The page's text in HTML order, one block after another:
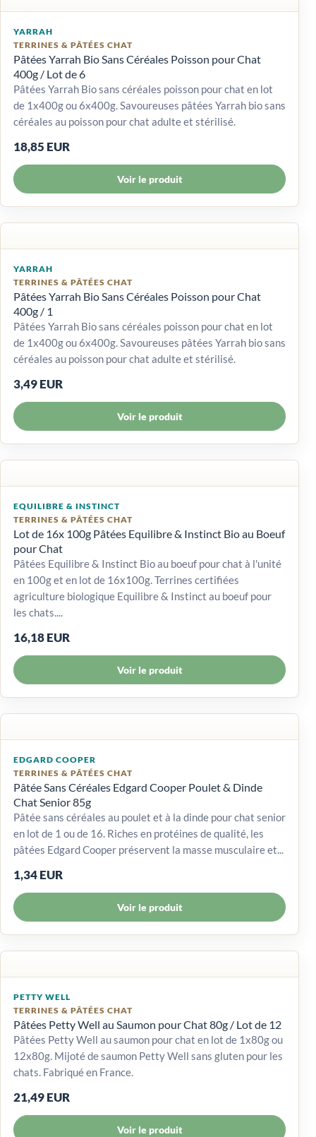
YARRAH
TERRINES & PÂTÉES CHAT
Pâtées Yarrah Bio Sans Céréales Poisson pour Chat
400g / Lot de 6
Pâtées Yarrah Bio sans céréales poisson pour chat en lot
de 1x400g ou 6x400g. Savoureuses pâtées Yarrah bio sans
céréales au poisson pour chat adulte et stérilisé.
18,85 EUR
Voir le produit
YARRAH
TERRINES & PÂTÉES CHAT
Pâtées Yarrah Bio Sans Céréales Poisson pour Chat
400g / 1
Pâtées Yarrah Bio sans céréales poisson pour chat en lot
de 1x400g ou 6x400g. Savoureuses pâtées Yarrah bio sans
céréales au poisson pour chat adulte et stérilisé.
3,49 EUR
Voir le produit
EQUILIBRE & INSTINCT
TERRINES & PÂTÉES CHAT
Lot de 16x 100g Pâtées Equilibre & Instinct Bio au Boeuf
pour Chat
Pâtées Equilibre & Instinct Bio au boeuf pour chat à l'unité
en 100g et en lot de 16x100g. Terrines certifiées
agriculture biologique Equilibre & Instinct au boeuf pour
les chats....
16,18 EUR
Voir le produit
EDGARD COOPER
TERRINES & PÂTÉES CHAT
Pâtée Sans Céréales Edgard Cooper Poulet & Dinde
Chat Senior 85g
Pâtée sans céréales au poulet et à la dinde pour chat senior
en lot de 1 ou de 16. Riches en protéines de qualité, les
pâtées Edgard Cooper préservent la masse musculaire et...
1,34 EUR
Voir le produit
PETTY WELL
TERRINES & PÂTÉES CHAT
Pâtées Petty Well au Saumon pour Chat 80g / Lot de 12
Pâtées Petty Well au saumon pour chat en lot de 1x80g ou
12x80g. Mijoté de saumon Petty Well sans gluten pour les
chats. Fabriqué en France.
21,49 EUR
Voir le produit